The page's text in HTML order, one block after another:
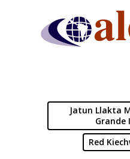
Jatun Llakta
Grande
Red